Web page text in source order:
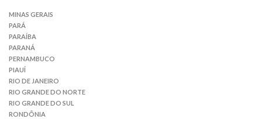
MINAS GERAIS
PARÁ
PARAÍBA
PARANÁ
PERNAMBUCO
PIAUÍ
RIO DE JANEIRO
RIO GRANDE DO NORTE
RIO GRANDE DO SUL
RONDÔNIA